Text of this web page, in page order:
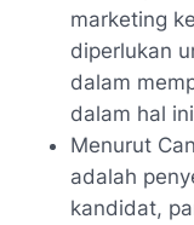
marketing
diperlukan
dalam
dalam hal
Menurut
adalah
kandidat,